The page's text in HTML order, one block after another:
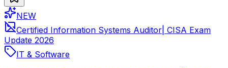
NEW
Certified Information Systems Auditor| CISA Exam
Update 2026
IT & Software